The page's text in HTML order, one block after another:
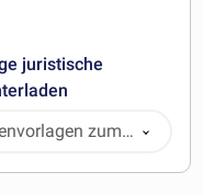
juristische
zum